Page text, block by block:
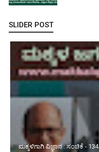
SLIDER POST
ಮಕ್ಕಳಿಗಾಗಿ ವಿಜ್ಞಾನ : ಸಂಚಿಕೆ - 134